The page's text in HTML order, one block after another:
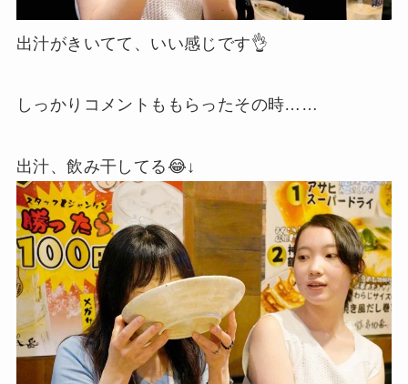
出汁がきいてて、いい感じです👌
しっかりコメントももらったその時……
出汁、飲み干してる😂↓